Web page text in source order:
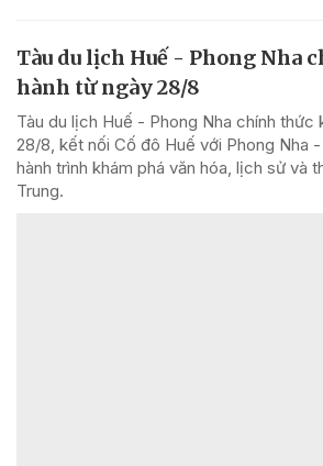
Tàu du lịch Huế - Phong Nha
hành từ ngày 28/8
Tàu du lịch Huế - Phong Nha chính thức
28/8, kết nối Cố đô Huế với Phong Nha
hành trình khám phá văn hóa, lịch sử và
Trung.